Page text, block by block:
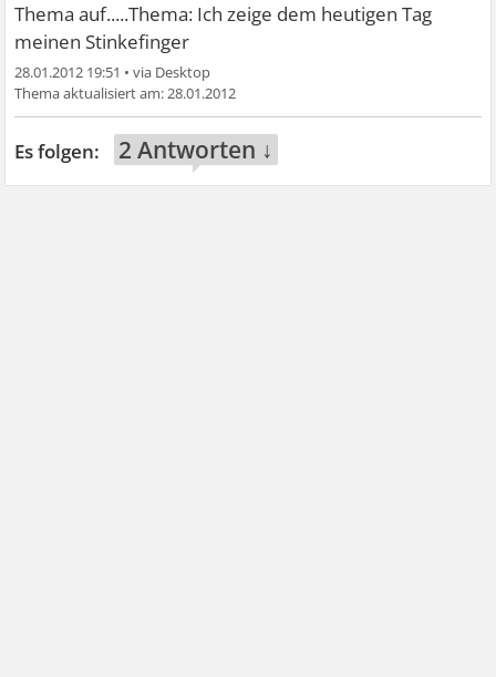
Thema auf.....Thema: Ich zeige dem heutigen Tag
meinen Stinkefinger
28.01.2012 19:51 •
28.01.2012
2 Antworten ↓